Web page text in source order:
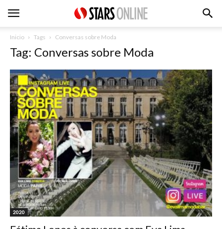
Inicio Tags Conversas sobre Moda
Tag: Conversas sobre Moda
2020